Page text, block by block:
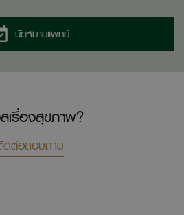
นัดหมายแพทย์
เรื่องสุขภาพ?
ดต่อสอบถาม